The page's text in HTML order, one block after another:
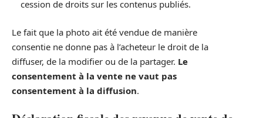
cession de droits sur les contenus publiés.
Le fait que la photo ait été vendue de manière
consentie ne donne pas à l’acheteur le droit de la
diffuser, de la modifier ou de la partager. Le
consentement à la vente ne vaut pas
consentement à la diffusion.